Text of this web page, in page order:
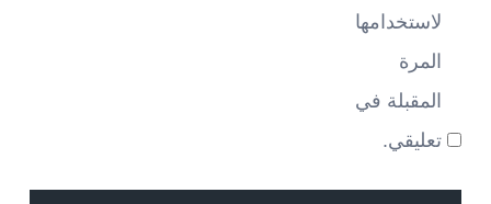
لاستخدامها
المرة
المقبلة في
تعليقي.